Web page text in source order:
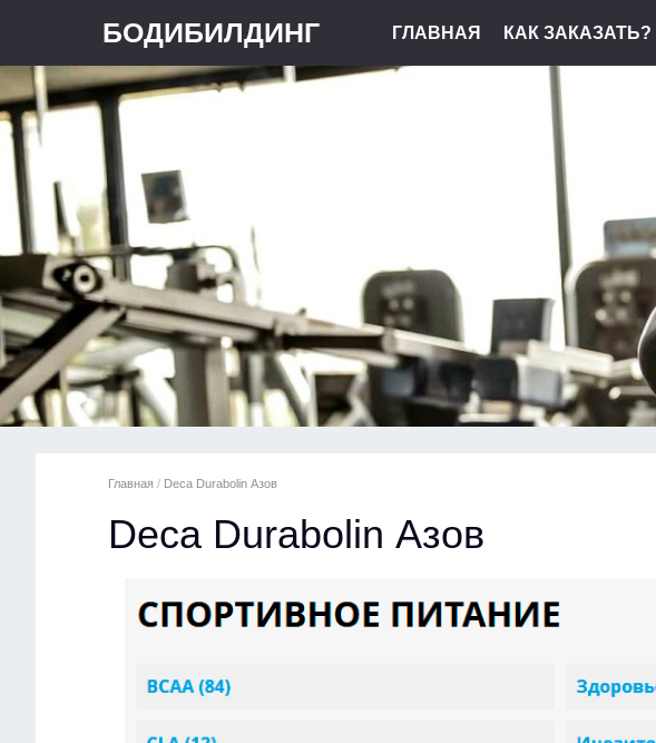
БОДИБИЛДИНГ ГЛАВНАЯ КАК ЗАКАЗАТЬ?
Главная / Deca Durabolin Азов
Deca Durabolin Азов